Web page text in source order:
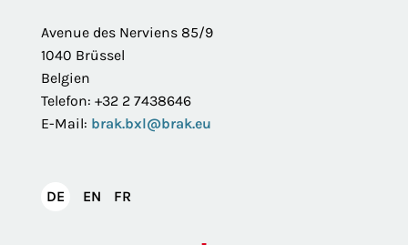
Avenue des Nerviens 85/9
1040 Brüssel
Belgien
Telefon: +32 2 7438646
E-Mail: brak.bxl@brak.eu
DEDeutsch
EN English
FR